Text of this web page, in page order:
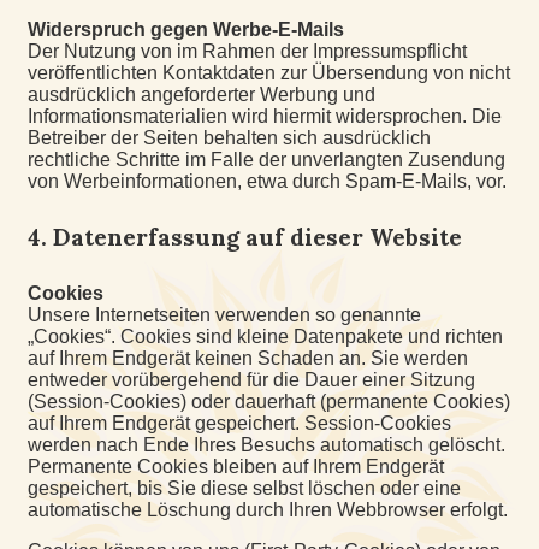
Widerspruch gegen Werbe-E-Mails
Der Nutzung von im Rahmen der Impressumspflicht
veröffentlichten Kontaktdaten zur Übersendung von nicht
ausdrücklich angeforderter Werbung und
Informationsmaterialien wird hiermit widersprochen. Die
Betreiber der Seiten behalten sich ausdrücklich
rechtliche Schritte im Falle der unverlangten Zusendung
von Werbeinformationen, etwa durch Spam-E-Mails, vor.
4. Datenerfassung auf dieser Website
Cookies
Unsere Internetseiten verwenden so genannte
„Cookies“. Cookies sind kleine Datenpakete und richten
auf Ihrem Endgerät keinen Schaden an. Sie werden
entweder vorübergehend für die Dauer einer Sitzung
(Session-Cookies) oder dauerhaft (permanente Cookies)
auf Ihrem Endgerät gespeichert. Session-Cookies
werden nach Ende Ihres Besuchs automatisch gelöscht.
Permanente Cookies bleiben auf Ihrem Endgerät
gespeichert, bis Sie diese selbst löschen oder eine
automatische Löschung durch Ihren Webbrowser erfolgt.